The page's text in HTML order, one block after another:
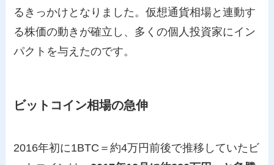
るきっかけとなりました。仮想通貨相場と連動す
る株価の動きが確立し、多くの個人投資家にイン
パクトを与えたのです。
ビットコイン相場の急伸
2016年初に1BTC＝約4万円前後で推移していたビ